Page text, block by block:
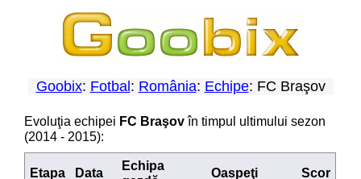
Goobix: Fotbal : România: Echipe: FC Braşov
Evoluţia echipei FC Braşovîn timpul ultimului sezon
(2014 - 2015):
Etapa Data
Echipa
Oaspeţi Scor